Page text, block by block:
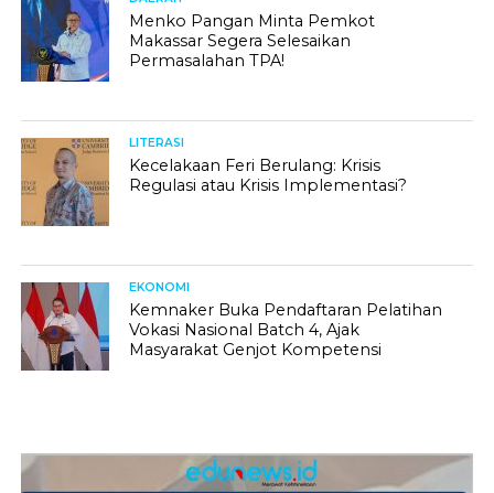
Menko Pangan Minta Pemkot
Makassar Segera Selesaikan
Permasalahan TPA!
LITERASI
Kecelakaan Feri Berulang: Krisis
Regulasi atau Krisis Implementasi?
EKONOMI
Kemnaker Buka Pendaftaran Pelatihan
Vokasi Nasional Batch 4, Ajak
Masyarakat Genjot Kompetensi